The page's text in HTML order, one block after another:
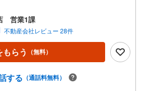
かげさまで42周年を迎えることができま
7万件達成!!☆当日のご見学も対応可能で
中山」駅徒歩1分！☆ご予約は『朝日土
で！朝日土地建物グループは地域密着を
舗でその地域No.1を目指しております。広
い物件も多数ございます。色々廻ったけど
るの・・？etc.まずは何でもお気軽にご相
営業1課
不動産会社レビュー 28件
もらう （無料）
する （通話料無料）